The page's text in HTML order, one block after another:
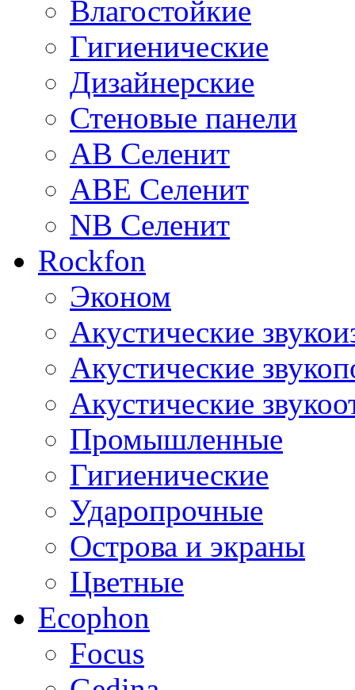
Влагостойкие
Гигиенические
Дизайнерские
Стеновые панели
AB Селенит
ABE Селенит
NB Селенит
Rockfon
Эконом
Акустические
Акустические
Акустические
Промышленные
Гигиенические
Ударопрочные
Острова и экраны
Цветные
Ecophon
Focus